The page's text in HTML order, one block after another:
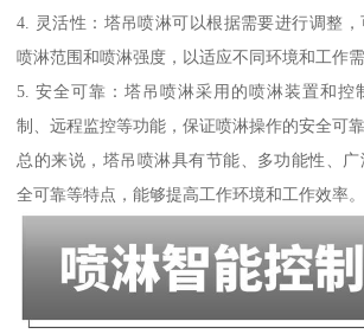
4. 灵活性：塔吊喷淋可以根据需要进行调整，
喷淋范围和喷淋强度，以适应不同环境和工作需
5. 安全可靠：塔吊喷淋采用的喷淋装置和控
制、远程监控等功能，保证喷淋操作的安全可靠
总的来说，塔吊喷淋具有节能、多功能性、
全可靠等特点，能够提高工作环境和工作效率。